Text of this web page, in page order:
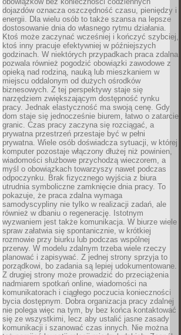
dojazdów oznacza oszczędność czasu, pieniędzy i
energii. Dla wielu osób to także szansa na lepsze
dostosowanie dnia do własnego rytmu działania.
Ktoś może zaczynać wcześniej i kończyć szybciej,
ktoś inny pracuje efektywniej w późniejszych
godzinach. W niektórych przypadkach praca zdalna
pozwala również pogodzić obowiązki zawodowe z
opieką nad rodziną, nauką lub mieszkaniem w
miejscu oddalonym od dużych ośrodków
biznesowych. Z tej perspektywy staje się
narzędziem zwiększającym dostępność rynku
pracy. Jednak elastyczność ma swoją cenę. Gdy
dom staje się jednocześnie biurem, łatwo o zatarcie
granic. Czas pracy zaczyna się rozciągać, a
prywatna przestrzeń przestaje być w pełni
prywatna. Wiele osób doświadcza sytuacji, w której
komputer pozostaje włączony dłużej niż powinien,
wiadomości służbowe przychodzą wieczorem, a
myśl o obowiązkach towarzyszy nawet podczas
odpoczynku. Brak fizycznego wyjścia z biura
utrudnia symboliczne zamknięcie dnia pracy. To
pokazuje, że praca zdalna wymaga
samodyscypliny nie tylko w realizacji zadań, ale
również w dbaniu o regenerację. Istotnym
wyzwaniem jest także komunikacja. W biurze wiele
spraw załatwia się spontanicznie, w krótkiej
rozmowie przy biurku lub podczas wspólnej
przerwy. W modelu zdalnym trzeba wiele rzeczy
planować i zapisywać. Z jednej strony sprzyja to
porządkowi, bo zadania są lepiej udokumentowane.
Z drugiej strony może prowadzić do przeciążenia
nadmiarem spotkań online, wiadomości na
komunikatorach i ciągłego poczucia konieczności
bycia dostępnym. Dobra organizacja pracy zdalnej
nie polega więc na tym, by bez końca kontaktować
się ze wszystkimi, lecz aby ustalić jasne zasady
komunikacji i szanować czas innych. Nie można